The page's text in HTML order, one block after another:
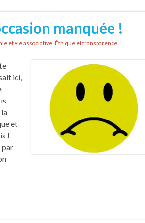
manquée !
et vie associative, Éthique et transparence
ici,
et
!
par